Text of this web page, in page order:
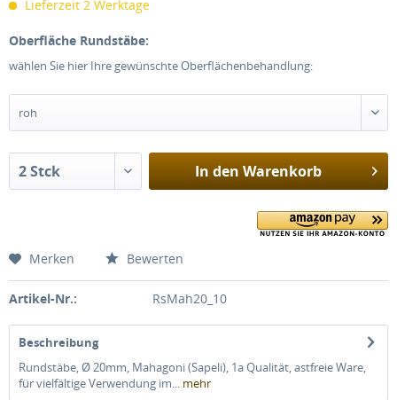
Lieferzeit 2 Werktage
Oberfläche Rundstäbe:
wählen Sie hier Ihre gewünschte Oberflächenbehandlung:
In den Warenkorb
Merken Bewerten
Artikel-Nr.: RsMah20_10
Beschreibung
Rundstäbe, Ø 20mm, Mahagoni (Sapeli), 1a Qualität, astfreie Ware,
für vielfältige Verwendung im... mehr